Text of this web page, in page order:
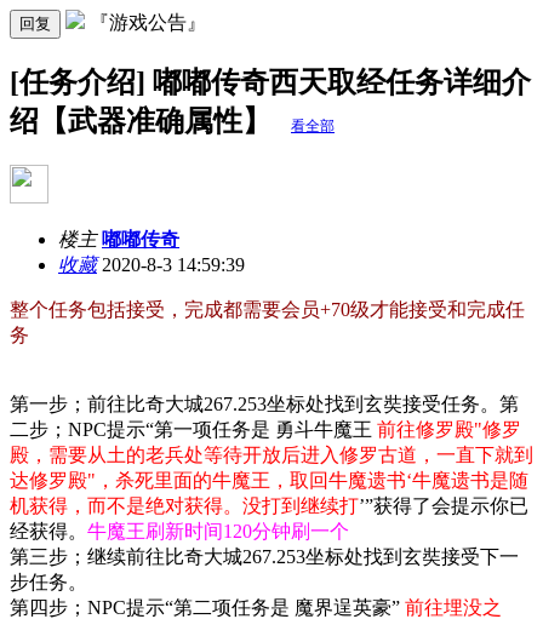
回复 『游戏公告』
[任务介绍] 嘟嘟传奇西天取经任务详细介
绍【武器准确属性】
看全部
楼主 嘟嘟传奇
收藏2020-8-3 14:59:39
整个任务包括接受，完成都需要会员+70级才能接受和完成任
务
第一步；前往比奇大城267.253坐标处找到玄奘接受任务。第
二步；NPC提示“第一项任务是 勇斗牛魔王 前往修罗殿"修罗
殿，需要从土的老兵处等待开放后进入修罗古道，一直下就到
达修罗殿"，杀死里面的牛魔王，取回牛魔遗书‘牛魔遗书是随
机获得，而不是绝对获得。没打到继续打’”获得了会提示你已
经获得。 牛魔王刷新时间120分钟刷一个
第三步；继续前往比奇大城267.253坐标处找到玄奘接受下一
步任务。
第四步；NPC提示“第二项任务是 魔界逞英豪” 前往埋没之